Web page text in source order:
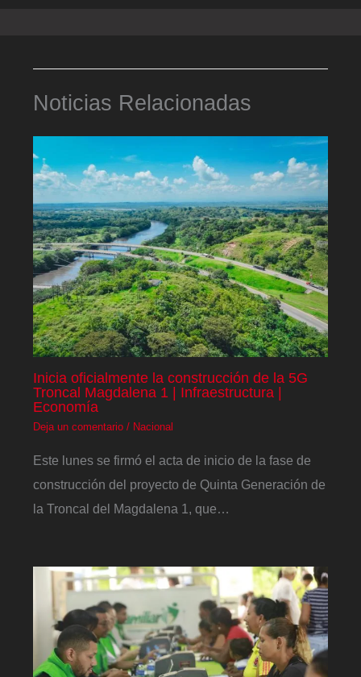
Noticias Relacionadas
Inicia oficialmente la construcción de la 5G
Troncal Magdalena 1 | Infraestructura |
Economía
Deja un comentario / Nacional
Este lunes se firmó el acta de inicio de la fase de
construcción del proyecto de Quinta Generación de
la Troncal del Magdalena 1, que…